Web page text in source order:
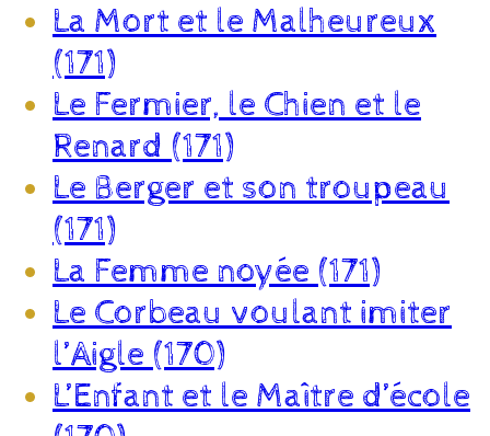
La Mort et le Malheureux
(171)
Le Fermier, le Chien et le
Renard (171)
Le Berger et son troupeau
(171)
La Femme noyée (171)
Le Corbeau voulant imiter
l’Aigle (170)
L’Enfant et le Maître d’école